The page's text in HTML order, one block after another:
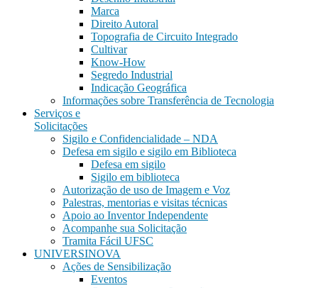
Marca
Direito Autoral
Topografia de Circuito Integrado
Cultivar
Know-How
Segredo Industrial
Indicação Geográfica
Informações sobre Transferência de Tecnologia
Serviços e
Solicitações
Sigilo e Confidencialidade – NDA
Defesa em sigilo e sigilo em Biblioteca
Defesa em sigilo
Sigilo em biblioteca
Autorização de uso de Imagem e Voz
Palestras, mentorias e visitas técnicas
Apoio ao Inventor Independente
Acompanhe sua Solicitação
Tramita Fácil UFSC
UNIVERSINOVA
Ações de Sensibilização
Eventos